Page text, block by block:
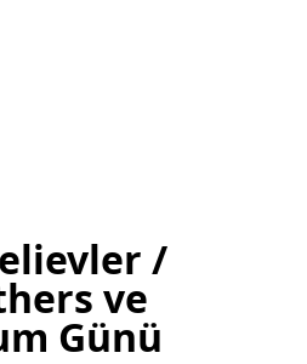
/
ve
Günü